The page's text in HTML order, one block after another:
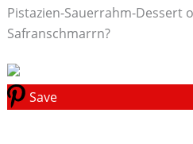
Pistazien-Sauerrahm-Dessert
Safranschmarrn?
Save